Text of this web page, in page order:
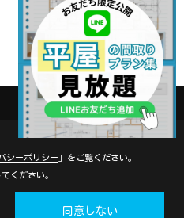
Reserved.
シーポリシー 」をご覧ください。
ください。
同意しない